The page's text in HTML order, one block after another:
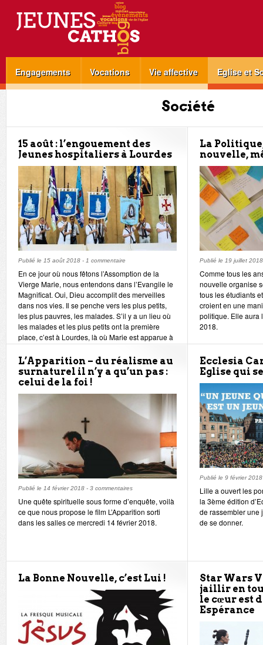
Engagements Vocations Vie affective Eglise et
Société
15 août : l’engouement des
Jeunes hospitaliers à Lourdes
Publié le 15 août 2018 - 1 commentaire
En ce jour où nous fêtons l’Assomption de la
Vierge Marie, nous entendons dans l’Evangile le
Magnificat. Oui, Dieu accomplit des merveilles
dans nos vies. Il se penche vers les plus petits,
les plus pauvres, les malades. S’il y a un lieu où
les malades et les plus petits ont la première
place, c’est à Lourdes, là où Marie est apparue à
Bernadette en 1858.
Chaque année de nombreux hospitaliers se
mettent à leur service. En cette fête, quelques
jeunes hospitaliers des diocèses d’Arras,
La
nouvelle,
Publié le 19 juillet 2018
Comme tous les
nouvelle organise
tous les étudiants
croient en une
politique. Elle aura
2018.
L’Apparition – du réalisme au
surnaturel il n’y a qu’un pas :
celui de la foi !
Publié le 14 février 2018 - 3 commentaires
Une quête spirituelle sous forme d’enquête, voilà
ce que nous propose le film L’Apparition sorti
dans les salles ce mercredi 14 février 2018.
Ecclesia
Eglise qui
Publié le 9 février 2018
Lille a ouvert les
la 3ème édition
de rassembler une
de se donner.
La Bonne Nouvelle, c’est Lui !
Star Wars
jaillir en
le cœur est
Espérance